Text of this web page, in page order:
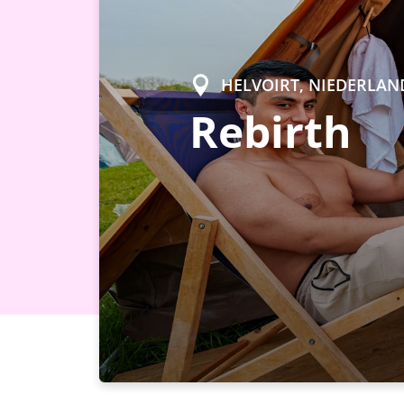
HELVOIRT,
Rebirth